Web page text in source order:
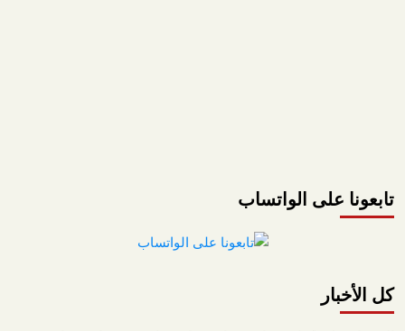
تابعونا على الواتساب
كل الأخبار